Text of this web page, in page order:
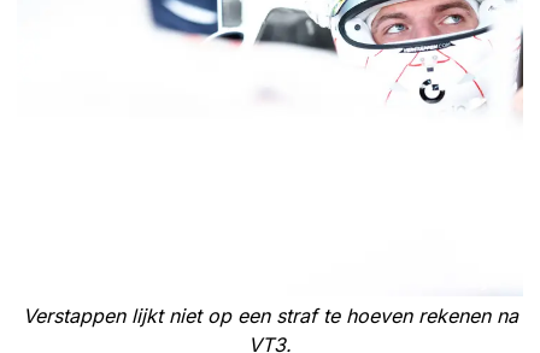
Verstappen lijkt niet op een straf te hoeven rekenen na
VT3.